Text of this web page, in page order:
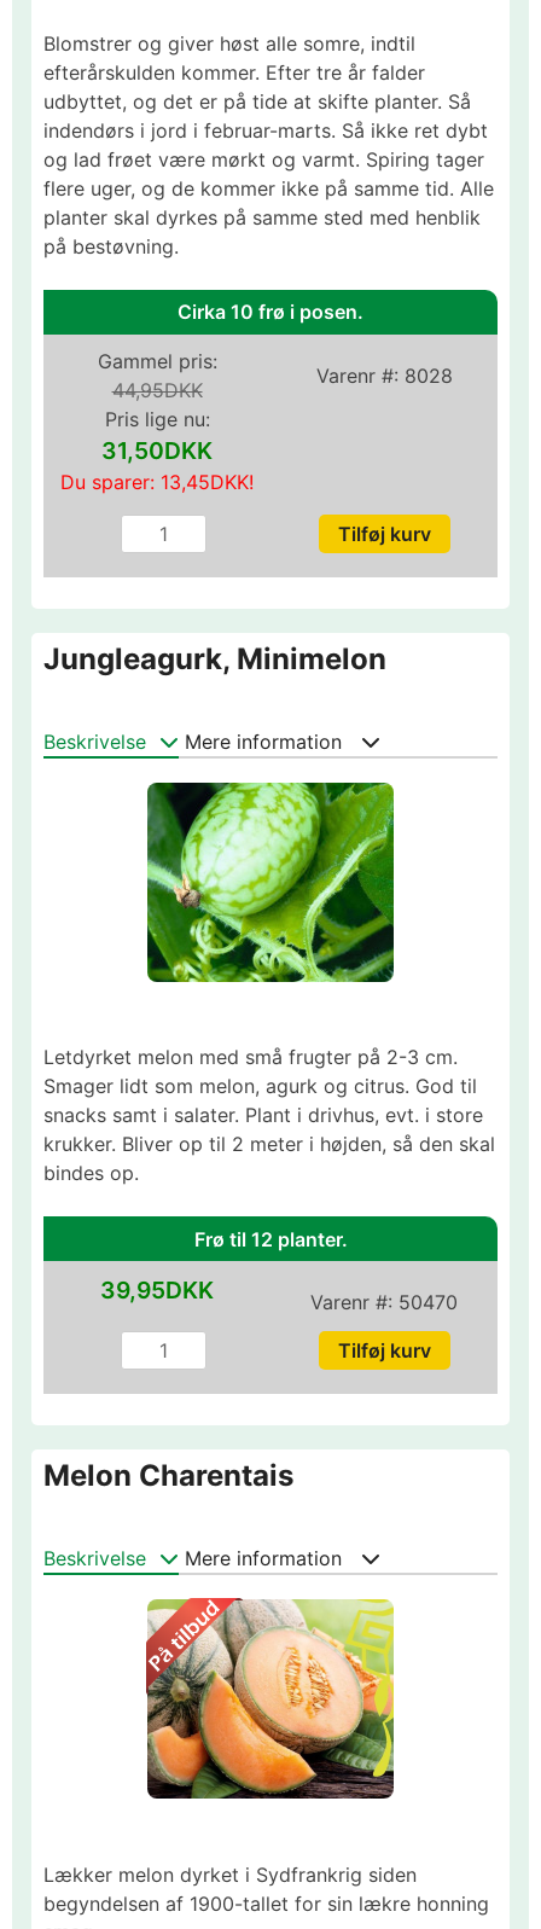
Blomstrer og giver høst alle somre, indtil
efterårskulden kommer. Efter tre år falder
udbyttet, og det er på tide at skifte planter. Så
indendørs i jord i februar-marts. Så ikke ret dybt
og lad frøet være mørkt og varmt. Spiring tager
flere uger, og de kommer ikke på samme tid. Alle
planter skal dyrkes på samme sted med henblik
på bestøvning.
Cirka 10 frø i posen.
Varenr #: 8028
Gammel pris:
44,95DKK
Pris lige nu:
31,50DKK
Du sparer: 13,45DKK!
Jungleagurk, Minimelon
Beskrivelse Mere information
Letdyrket melon med små frugter på 2-3 cm.
Smager lidt som melon, agurk og citrus. God til
snacks samt i salater. Plant i drivhus, evt. i store
krukker. Bliver op til 2 meter i højden, så den skal
bindes op.
Frø til 12 planter.
Varenr #: 50470
39,95DKK
Melon Charentais
Beskrivelse Mere information
Lækker melon dyrket i Sydfrankrig siden
begyndelsen af 1900-tallet for sin lækre honning